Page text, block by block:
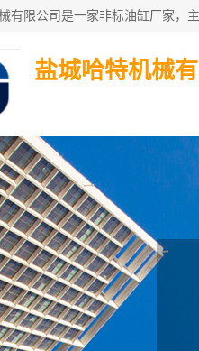
盐城哈特机械